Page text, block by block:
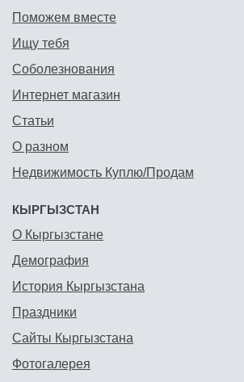
Поможем вместе
Ищу тебя
Соболезнования
Интернет магазин
Статьи
О разном
Недвижимость Куплю/Продам
КЫРГЫЗСТАН
О Кыргызстане
Демография
История Кыргызстана
Праздники
Сайты Кыргызстана
Фотогалерея